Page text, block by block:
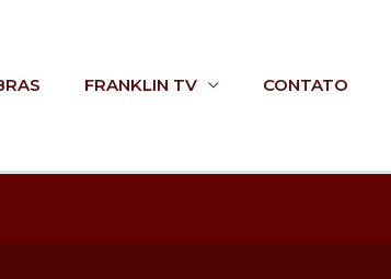
FRANKLIN TV CONTATO